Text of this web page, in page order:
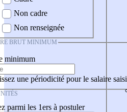
Non cadre
Non renseignée
BRUT MINIMUM
minimum
une périodicité pour le salaire saisi
parmi les 1ers à postuler